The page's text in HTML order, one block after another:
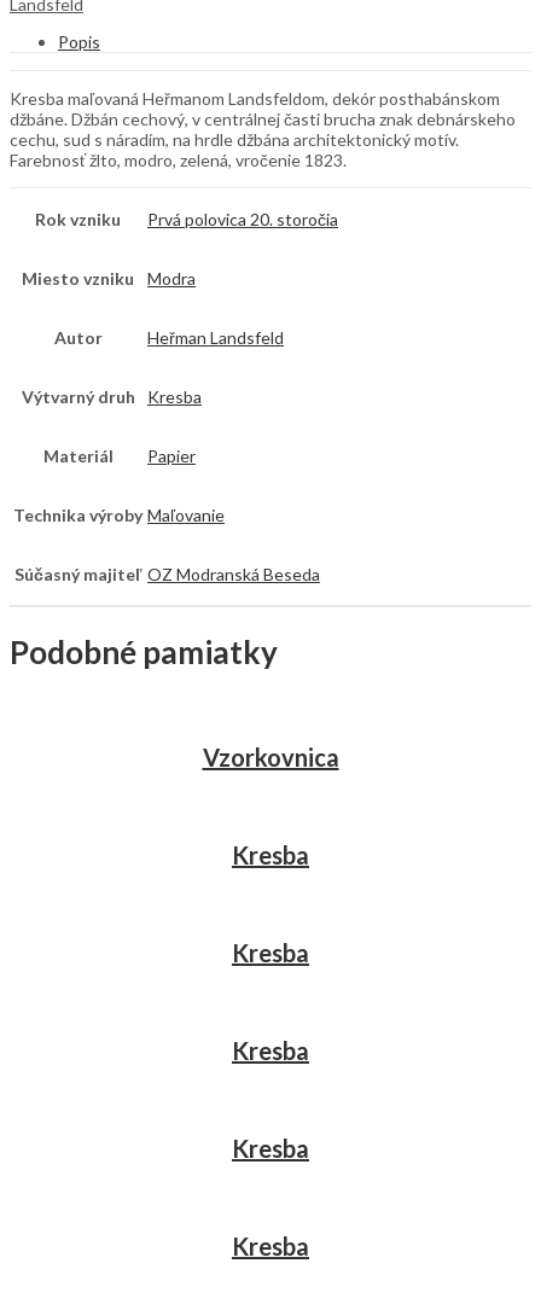
Popis
Kresba maľovaná Heřmanom Landsfeldom, dekór posthabánskom
džbáne. Džbán cechový, v centrálnej časti brucha znak debnárskeho
cechu, sud s náradím, na hrdle džbána architektonický motív.
Farebnosť žlto, modro, zelená, vročenie 1823.
Rok vzniku Prvá polovica 20. storočia
Miesto vzniku Modra
Autor Heřman Landsfeld
Výtvarný druh Kresba
Materiál Papier
Technika výroby Maľovanie
Súčasný majiteľ OZ Modranská Beseda
Podobné pamiatky
Vzorkovnica
Kresba
Kresba
Kresba
Kresba
Kresba